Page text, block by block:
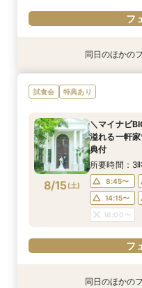
フ
特典あり
8/14( 金)
≪大好評！ペ
ごと相談*特
11:00〜
14:00〜
フ
特典あり
8/14( 金)
【ガーデン挙
ディング体感
11:00〜
14:00〜
フ
特典あり
8/14( 金)
初見学でも
新プラン×試
11:00〜
14:00〜
フ
特典あり
8/14( 金)
【料理ラン
試食×料理演
11:00〜
14:00〜
フ
同日のほかの
試食会 特典あり
8/15(土)
＼マイナビ
溢れる一軒
典付
所要時間：3
8:45〜
14:15〜
18:00〜
フ
特典あり
特典あり
特典あり
特典あり同日のほかの